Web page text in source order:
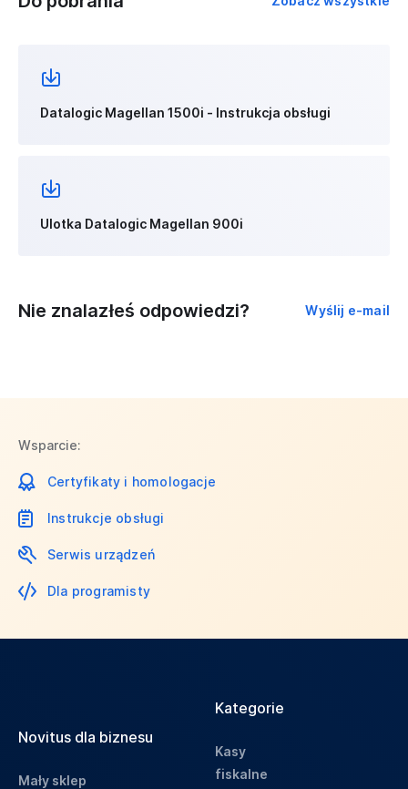
Datalogic Magellan 1500i - Instrukcja obsługi
Ulotka Datalogic Magellan 900i
Nie znalazłeś odpowiedzi? Wyślij e-mail
Wsparcie:
Certyfikaty i homologacje
Instrukcje obsługi
Serwis urządzeń
Dla programisty
Novitus dla biznesu
Mały sklep
Kategorie
Kasy
fiskalne